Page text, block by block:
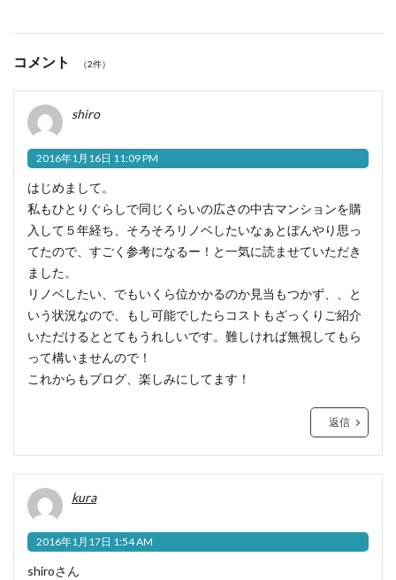
コメント （2件）
shiro
2016年1月16日 11:09 PM
はじめまして。
私もひとりぐらしで同じくらいの広さの中古マンションを購
入して５年経ち、そろそろリノベしたいなぁとぼんやり思っ
てたので、すごく参考になるー！と一気に読ませていただき
ました。
リノベしたい、でもいくら位かかるのか見当もつかず、、と
いう状況なので、もし可能でしたらコストもざっくりご紹介
いただけるととてもうれしいです。難しければ無視してもら
って構いませんので！
これからもブログ、楽しみにしてます！
返信
kura
2016年1月17日 1:54 AM
shiroさん